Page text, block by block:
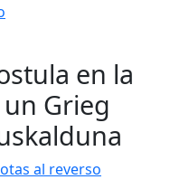
en la
Grieg
al reverso